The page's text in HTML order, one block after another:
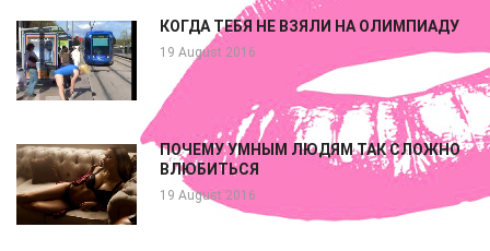
КОГДА ТЕБЯ НЕ ВЗЯЛИ НА ОЛИМПИАДУ
19 August 2016
ПОЧЕМУ УМНЫМ ЛЮДЯМ ТАК СЛОЖНО
ВЛЮБИТЬСЯ
19 August 2016